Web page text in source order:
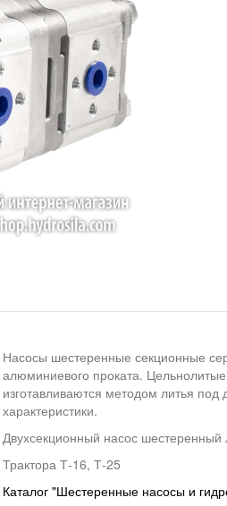
Насосы шестеренные секционные
алюминиевого проката.
изготавливаются методом литья
характеристики.
Двухсекционный насос
Трактора Т-16, Т-25
Каталог "Шестеренные насосы и